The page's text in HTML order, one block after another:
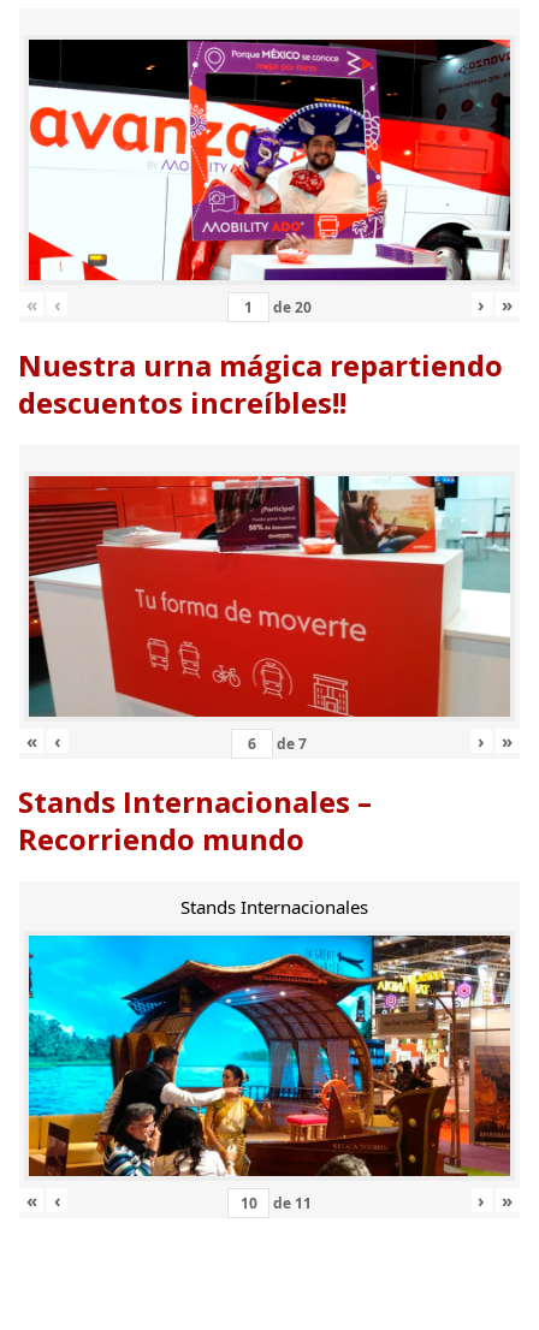
« ‹ de20 › »
Nuestra urna mágica repartiendo
descuentos increíbles!!
« ‹ de7 › »
Stands Internacionales –
Recorriendo mundo
Stands Internacionales
« ‹ de 11 › »